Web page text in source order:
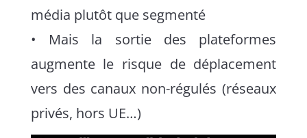
média plutôt que segmenté
• Mais la sortie des plateformes
augmente le risque de déplacement
vers des canaux non-régulés (réseaux
privés, hors UE…)